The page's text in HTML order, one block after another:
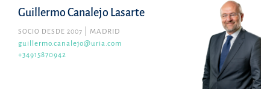
Guillermo Canalejo Lasarte
SOCIO DESDE 2007
MADRID
guillermo.canalejo@uria.com
+34915870942